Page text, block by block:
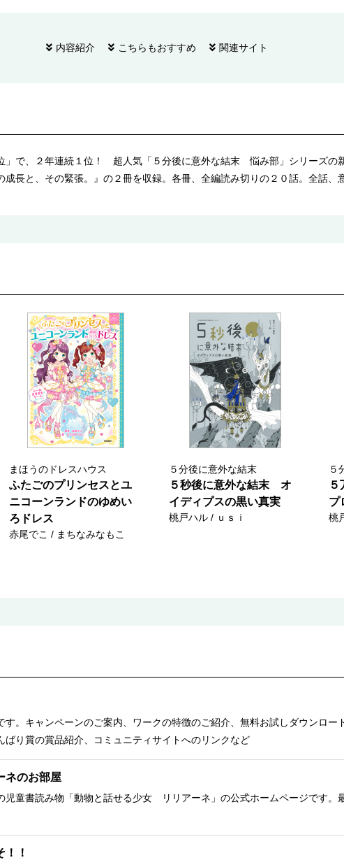
内容紹介 こちらもおすすめ 関連サイト
」で、２年連続１位！ 超人気「５分後に意外な結末 悩み部」シリーズ
長と、その緊張。』の２冊を収録。各冊、全編読み切りの２０話。全話、
まほうのドレスハウス
ふたごのプリンセスとユ
ニコーンランドのゆめい
ろドレス
赤尾でこ / まちなみなもこ
５分後に意外な結末
５秒後に意外な結末 オ
イディプスの黒い真実
桃戸ハル / ｕｓｉ
５
プ
桃
す。キャンペーンのご案内、ワークの特徴のご紹介、無料お試しダウンロー
ばり賞の賞品紹介、コミュニティサイトへのリンクなど
ネのお部屋
児童書読み物「動物と話せる少女 リリアーネ」の公式ホームページです。
！！